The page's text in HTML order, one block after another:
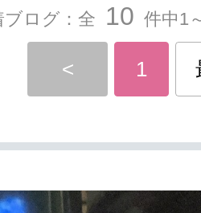
ブログ：全 10 件中1
< 1